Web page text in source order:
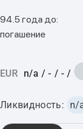
94.5 года до:
погашение
EUR n/a / - / - /
Ликвидность: n/